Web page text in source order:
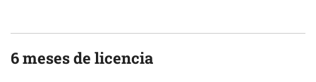
6 meses de licencia